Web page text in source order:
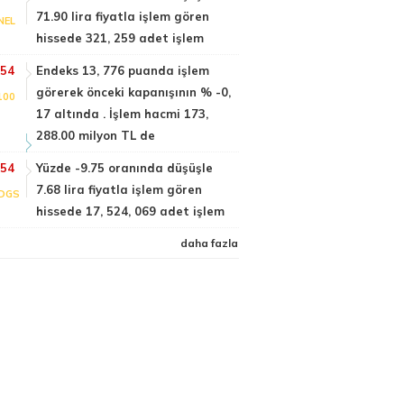
71.90 lira fiyatla işlem gören
hissede 321, 259 adet işlem
Endeks 13, 776 puanda işlem
görerek önceki kapanışının % -0,
17 altında . İşlem hacmi 173,
288.00 milyon TL de
Yüzde -9.75 oranında düşüşle
7.68 lira fiyatla işlem gören
hissede 17, 524, 069 adet işlem
daha fazla